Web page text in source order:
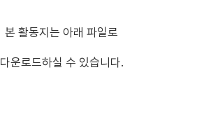
본 활동지는 아래 파일로
다운로드하실 수 있습니다.